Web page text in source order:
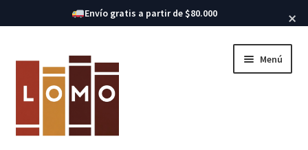
Buscar libros
Envío gratis a partir de $80.000 ×
la
navegación
contenido
Menú